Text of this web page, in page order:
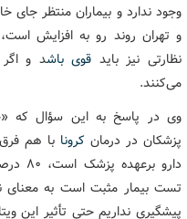
وجود ندارد و بیماران منتظر جای
و تهران روند رو به افزایش
نظارتی نیز باید قوی باشد و اگر
می‌کنند.
وی در پاسخ به این سؤال که
پزشکان در درمان کرونا با هم
دارو
تست بیمار مثبت است به معنای
پیشگیری نداریم حتی تأثیر این